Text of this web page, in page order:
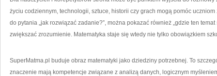
życiu codziennym, technologii, sztuce, historii czy grach mogą pomóc
do pytania „jak rozwiązać zadanie?”, można pokazać również „gdzie ten
zwiększać zrozumienie. Matematyka staje się wtedy nie tylko obowiązkiem
SuperMatma.pl buduje obraz matematyki jako dziedziny potrzebnej. To
znaczenie mają kompetencje związane z analizą danych, logicznym